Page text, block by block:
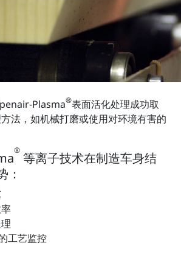
Plasma®表面活化处理成功取
法，如机械打磨或使用对环境有害的
® 等离子技术在制造车身结
：
工艺监控